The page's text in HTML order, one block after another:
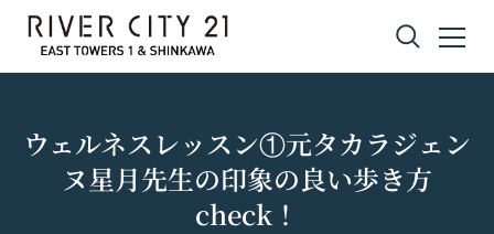
ウェルネスレッスン①元タカラジェン
ヌ星月先生の印象の良い歩き方
check！